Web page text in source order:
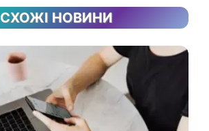
СХОЖІ НОВИНИ